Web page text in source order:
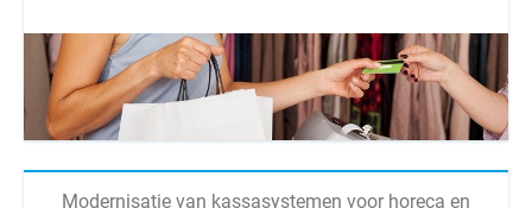
Modernisatie van kassasystemen voor horeca en